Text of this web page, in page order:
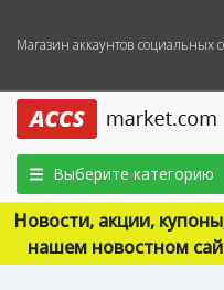
Магазин аккаунтов социальных
Выберите категорию
Новости, акции,
нашем новостном